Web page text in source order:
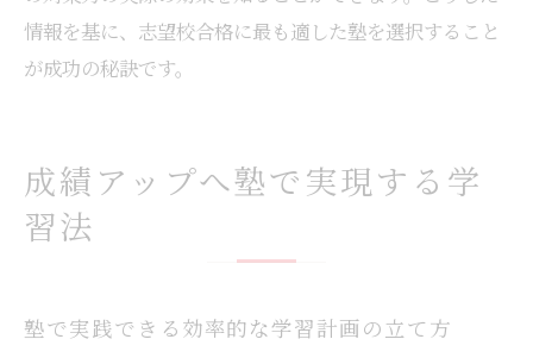
情報を基に、志望校合格に最も適した塾を選択すること
が成功の秘訣です。
成績アップへ塾で実現する学
習法
塾で実践できる効率的な学習計画の立て方